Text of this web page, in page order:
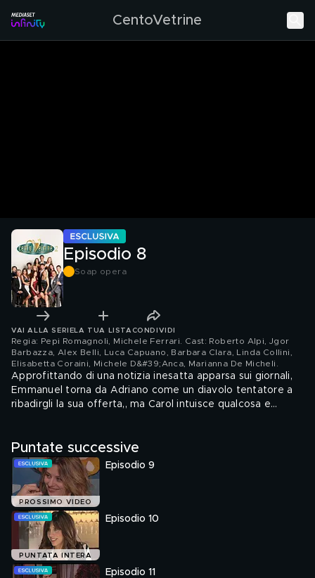
CentoVetrine
Episodio 8
Soap opera
VAI ALLA SERIE LA TUA LISTA CONDIVIDI
Regia: Pepi Romagnoli, Michele Ferrari. Cast: Roberto Alpi, Jgor
Barbazza, Alex Belli, Luca Capuano, Barbara Clara, Linda Collini,
Elisabetta Coraini, Michele D&#39;Anca, Marianna De Micheli
Approfittando di una notizia inesatta apparsa sui giornali,
Emmanuel torna da Adriano come un diavolo tentatore a
ribadirgli la sua offerta,, ma Carol intuisce qualcosa e
tensioni tra gli sposi promessi non si attenuano e, per
questo, Cecilia decide di fare le valigie e lasciare Villa
Castelli. Diana decide di fornire un alibi a Jacopo, ma il
giovane Castelli deve ingoiare un altro rospo: il padre ha
deciso di lasciare metà del suo patrimonio a Matilda.
Puntate successive
PROSSIMO VIDEO
Episodio 9
PUNTATA INTERA
Episodio 10
Episodio 11